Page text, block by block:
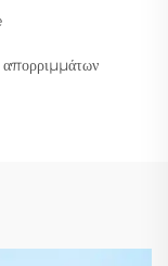
απορριμμάτων